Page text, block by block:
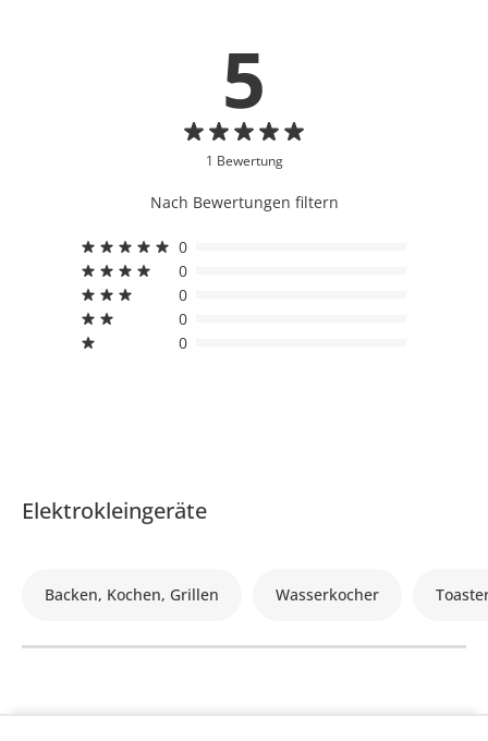
5
1 Bewertung
Nach Bewertungen filtern
0
0
0
0
0
Elektrokleingeräte
Backen, Kochen, Grillen Wasserkocher